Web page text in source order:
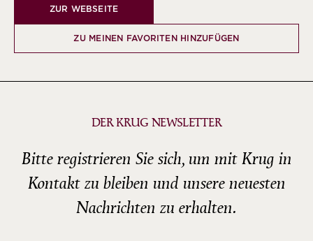
ZUR WEBSEITE
ZU MEINEN FAVORITEN HINZUFÜGEN
DER KRUG NEWSLETTER
Bitte registrieren Sie sich, um mit Krug in
Kontakt zu bleiben und unsere neuesten
Nachrichten zu erhalten.